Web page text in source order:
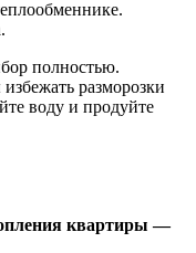
полностью.
разморозки
воду и продуйте
квартиры —